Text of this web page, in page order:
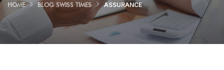
HOME BLOG SWISS TIMES ASSURANCE